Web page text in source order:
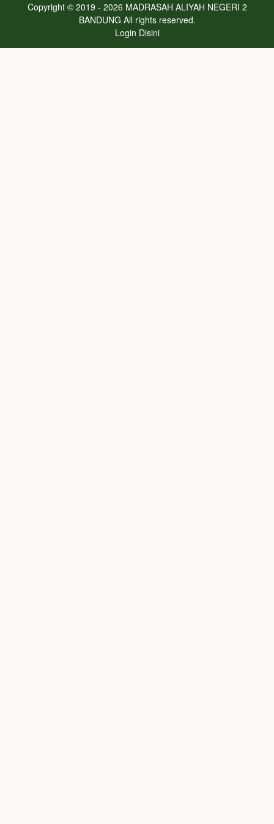
Copyright © 2019 - 2026 MADRASAH ALIYAH NEGERI 2
BANDUNG All rights reserved.
Login Disini